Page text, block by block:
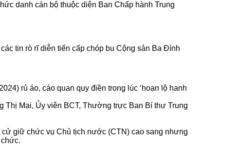
danh cán bộ thuộc diện Ban Chấp hành Trung
tin rò rĩ diễn tiến cấp chóp bu Cộng sản Ba Đình
rủ áo, cáo quan quy điền trong lúc ‘hoạn lộ hanh
Thị Mai, Ủy viên BCT, Thường trực Ban Bí thư Trung
giữ chức vụ Chủ tịch nước (CTN) cao sang nhưng